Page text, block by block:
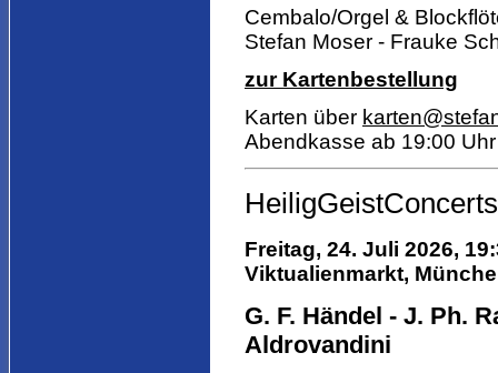
Cembalo/Orgel &
Stefan Moser - Frauke
zur Kartenbestellung
Karten über
Abendkasse ab 19:00 Uhr
HeiligGeistConcerts
Freitag, 24. Juli 2026,
Viktualienmarkt,
G. F. Händel - J. Ph.
Aldrovandini